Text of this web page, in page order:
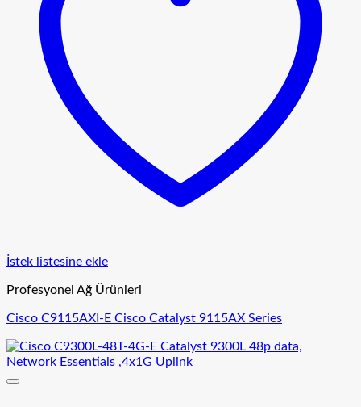
İstek listesine ekle
Profesyonel Ağ Ürünleri
Cisco C9115AXI-E Cisco Catalyst 9115AX Series